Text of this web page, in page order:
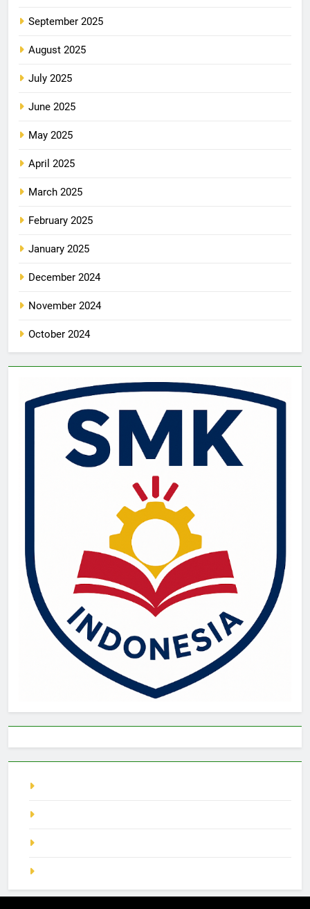
September 2025
August 2025
July 2025
June 2025
May 2025
April 2025
March 2025
February 2025
January 2025
December 2024
November 2024
October 2024